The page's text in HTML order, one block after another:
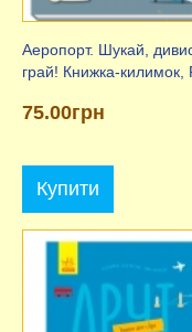
Аеропорт. Шукай,
грай! Книжка-килимок,
75.00грн
Купити